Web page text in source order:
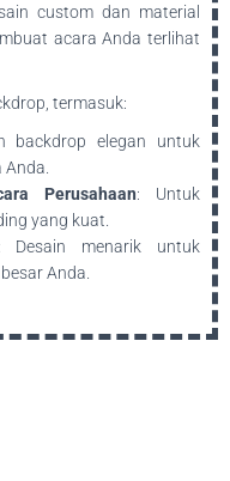
custom dan material
acara Anda terlihat
termasuk:
backdrop elegan untuk
Perusahaan: Untuk
yang kuat.
Desain menarik untuk
Anda.